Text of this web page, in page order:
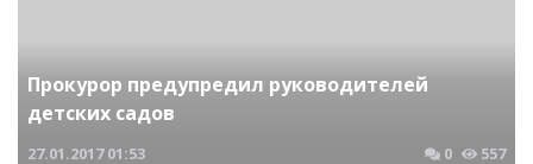
Прокурор предупредил руководителей
детских садов
27.01.2017 01:53 0 557